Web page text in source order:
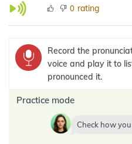
0 rating
Record the
voice and play it to
pronounced it.
Practice mode
Check how